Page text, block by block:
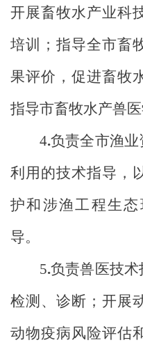
开展畜牧水产业科
培训；指导全市畜
果评价，促进畜牧
指导市畜牧水产兽医
4.负责全市渔
利用的技术指导，
护和涉渔工程生
导。
5.负责兽医技
检测、诊断；开展
动物疫病风险评估